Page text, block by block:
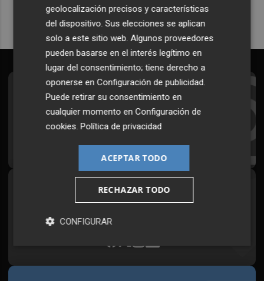
Suscríbete al Boletín
Todos los días a primera hora en tu email
¡Quiero suscribirme!
Síguenos en redes
geolocalización precisos y características
del dispositivo. Sus elecciones se aplican
solo a este sitio web. Algunos proveedores
pueden basarse en el interés legítimo en
lugar del consentimiento; tiene derecho a
oponerse enConfiguración de publicidad
Puede retirar su consentimiento en
cualquier momento enConfiguración de
cookies .Política de privacidad
ACEPTAR TODO
RECHAZAR TODO
CONFIGURAR